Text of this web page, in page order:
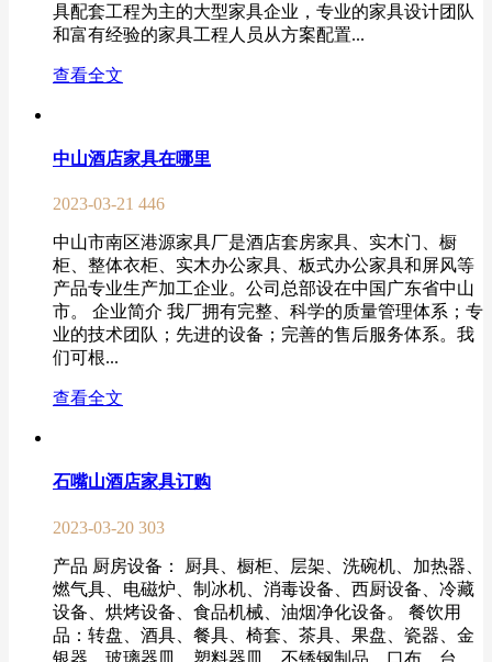
具配套工程为主的大型家具企业，专业的家具设计团队
和富有经验的家具工程人员从方案配置...
查看全文
中山酒店家具在哪里
2023-03-21 446
中山市南区港源家具厂是酒店套房家具、实木门、橱
柜、整体衣柜、实木办公家具、板式办公家具和屏风等
产品专业生产加工企业。公司总部设在中国广东省中山
市。 企业简介 我厂拥有完整、科学的质量管理体系；专
业的技术团队；先进的设备；完善的售后服务体系。我
们可根...
查看全文
石嘴山酒店家具订购
2023-03-20 303
产品 厨房设备： 厨具、橱柜、层架、洗碗机、加热器、
燃气具、电磁炉、制冰机、消毒设备、西厨设备、冷藏
设备、烘烤设备、食品机械、油烟净化设备。 餐饮用
品：转盘、酒具、餐具、椅套、茶具、果盘、瓷器、金
银器、玻璃器皿、塑料器皿、不锈钢制品、口布、台